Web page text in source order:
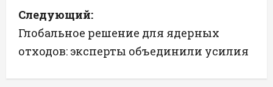
и
г
а
Следующий:
Глобальное решение для ядерных
отходов: эксперты объединили усилия